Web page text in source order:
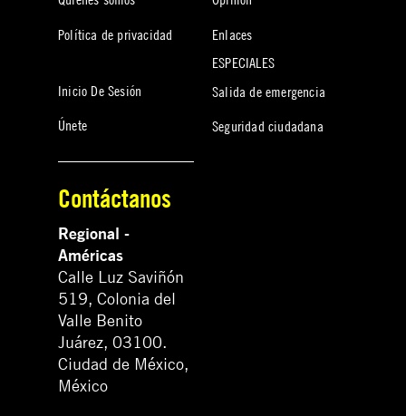
Política de privacidad
Inicio De Sesión
Únete
Enlaces
ESPECIALES
Salida de emergencia
Seguridad ciudadana
Contáctanos
Regional -
Américas
Calle Luz Saviñón
519, Colonia del
Valle Benito
Juárez, 03100.
Ciudad de México,
México